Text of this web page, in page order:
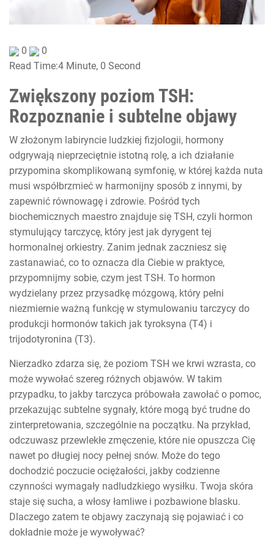
0
0
Read Time:4 Minute, 0 Second
Zwiększony poziom TSH:
Rozpoznanie i subtelne objawy
W złożonym labiryncie ludzkiej fizjologii, hormony
odgrywają nieprzeciętnie istotną rolę, a ich działanie
przypomina skomplikowaną symfonię, w której każda nuta
musi współbrzmieć w harmonijny sposób z innymi, by
zapewnić równowagę i zdrowie. Pośród tych
biochemicznych maestro znajduje się TSH, czyli hormon
stymulujący tarczycę, który jest jak dyrygent tej
hormonalnej orkiestry. Zanim jednak zaczniesz się
zastanawiać, co to oznacza dla Ciebie w praktyce,
przypomnijmy sobie, czym jest TSH. To hormon
wydzielany przez przysadkę mózgową, który pełni
niezmiernie ważną funkcję w stymulowaniu tarczycy do
produkcji hormonów takich jak tyroksyna (T4) i
trijodotyronina (T3).
Nierzadko zdarza się, że poziom TSH we krwi wzrasta, co
może wywołać szereg różnych objawów. W takim
przypadku, to jakby tarczyca próbowała zawołać o pomoc,
przekazując subtelne sygnały, które mogą być trudne do
zinterpretowania, szczególnie na początku. Na przykład,
odczuwasz przewlekłe zmęczenie, które nie opuszcza Cię
nawet po długiej nocy pełnej snów. Może do tego
dochodzić poczucie ociężałości, jakby codzienne
czynności wymagały nadludzkiego wysiłku. Twoja skóra
staje się sucha, a włosy łamliwe i pozbawione blasku.
Dlaczego zatem te objawy zaczynają się pojawiać i co
dokładnie może je wywoływać?